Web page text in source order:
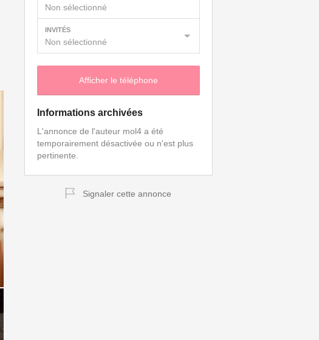
Non sélectionné
INVITÉS
Non sélectionné
Afficher le téléphone
Informations archivées
L'annonce de l'auteur mol4 a été
temporairement désactivée ou n'est plus
pertinente.
Signaler cette annonce